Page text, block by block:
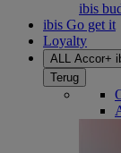
ibis
ibis Go get it
Loyalty
ALL Accor+
Terug